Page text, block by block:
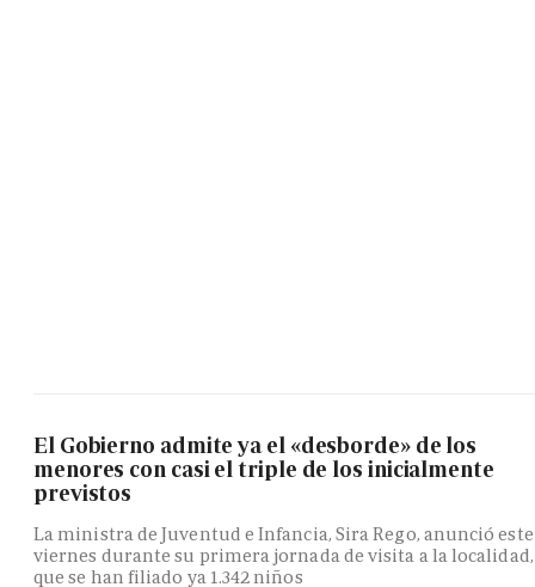
El Gobierno admite ya el «desborde» de los
menores con casi el triple de los inicialmente
previstos
La ministra de Juventud e Infancia, Sira Rego, anunció este
viernes durante su primera jornada de visita a la localidad,
que se han filiado ya 1.342 niños